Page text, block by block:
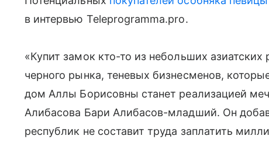
в интервью Teleprogramma.pro.
«Купит замок кто-то из небольших
черного рынка, теневых бизнесменов,
дом Аллы Борисовны станет реализацией
Алибасова Бари Алибасов-младший. Он
республик не составит труда заплатить